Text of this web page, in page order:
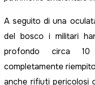
A seguito di una
del bosco i militari
profondo circa
completamente
anche rifiuti pericolosi